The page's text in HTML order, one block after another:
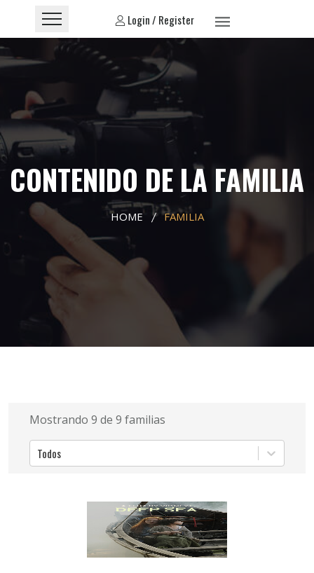
Login / Register
CONTENIDO DE LA FAMILIA
HOME FAMILIA
Mostrando 9 de 9 familias
Todos